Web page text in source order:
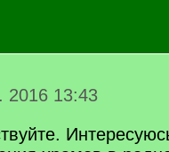
2016 13:43